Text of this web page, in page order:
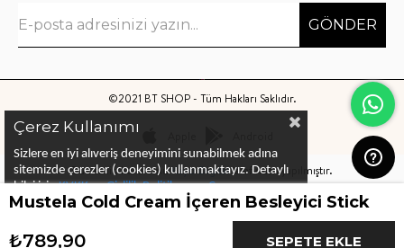
GÖNDER
©2021 BT SHOP - Tüm Hakları Saklıdır.
Bu sitenin kurulumuKeyo Digitaltarafından yapılmıştır.
Çerez Kullanımı
Sizlere en iyi alıveriş deneyimini sunabilmek adına
sitemizde çerezler (cookies) kullanmaktayız. Detaylı
bilgi için KVKK ve Gizlilik Politikası veÇerez
Politikalarını inceleyebilirsiniz
Mustela Cold Cream İçeren Besleyici Stick
₺789,90